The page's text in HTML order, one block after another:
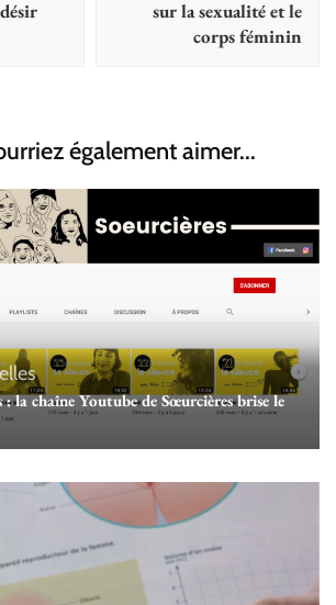
sur la sexualité et le
corps féminin
également aimer...
: la chaîne Youtube de Sœurcières brise le